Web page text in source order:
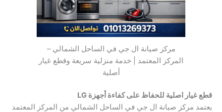
مركز صيانة ال جي في الساحل الشمالي –
المركز المعتمد | خدمة منزلية سريعة وقطع غيار
أصلية
قطع غيار اصلية للحفاظ على كفاءة أجهزة LG
يعتمد مركز صيانة ال جي في الساحل الشمالي من المركز المعتمد